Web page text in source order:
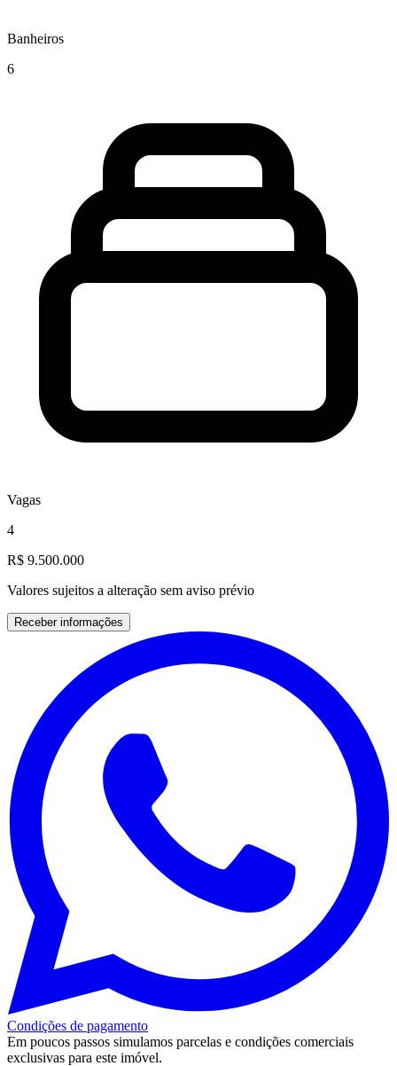
Banheiros
6
Vagas
4
R$ 9.500.000
Valores sujeitos a alteração sem aviso prévio
Receber informações
Condições de pagamento
Em poucos passos simulamos parcelas e condições comerciais
exclusivas para este imóvel.